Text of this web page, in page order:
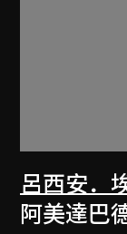
呂西安．
阿美達巴